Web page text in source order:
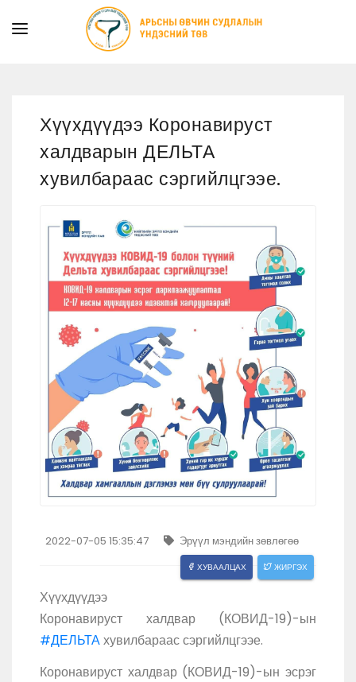
ХУУЛЬ ЭРХ ЗҮЙ
МЭДЭЭ
ИЛ ТОД БАЙДАЛ
СУРГАЛТЫН АЛБА
Хүүхдүүдээ Коронавируст
халдварын ДЕЛЬТА
хувилбараас сэргийлцгээе.
2022-07-05 15:35:47 Эрүүл мэндийн зөвлөгөө
ХУВААЛЦАХ ЖИРГЭХ
Хүүхдүүдээ
Коронавируст халдвар (КОВИД-19)-ын
#ДЕЛЬТАхувилбараас сэргийлцгээе.
Коронавируст халдвар (КОВИД-19)-ын эсрэг